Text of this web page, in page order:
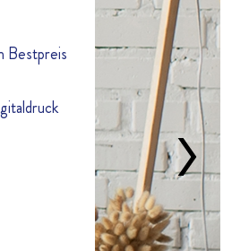
Bestpreis